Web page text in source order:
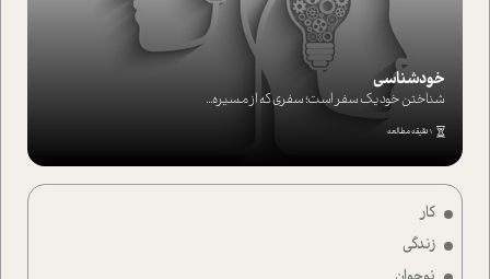
کار
زندگی
خودشناسی
شناختن خود یک سفر است؛ سفری که از مسیره...
1 دقیقه مطالعه